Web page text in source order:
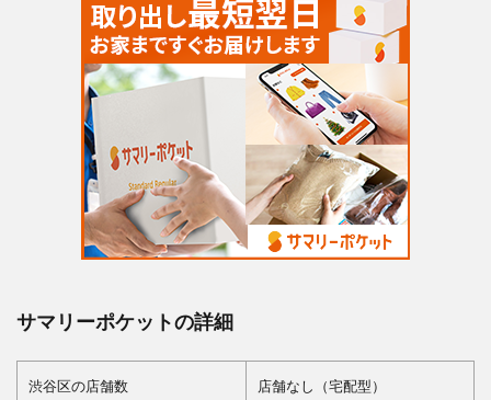
サマリーポケットの詳細
渋谷区の店舗数 店舗なし（宅配型）